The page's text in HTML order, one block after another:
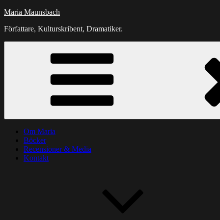
Hoppa
innehåll
Maria Maunsbach
Författare, Kulturskribent, Dramatiker.
Om Maria
Böcker
Recensioner & Media
Kontakt